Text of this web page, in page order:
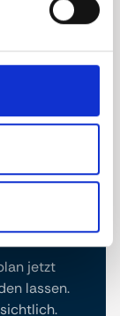
jetzt
lassen.